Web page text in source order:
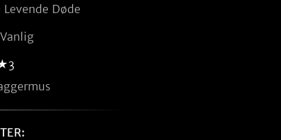
Døde
Vanlig